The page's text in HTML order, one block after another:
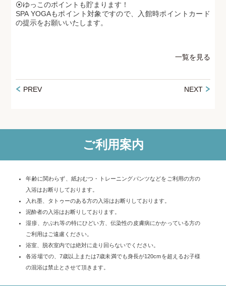
⦿ゆっこのポイントも貯まります！
SPA YOGAもポイント対象ですので、入館時ポイントカード
の提示をお願いいたします。
一覧を見る
PREV NEXT
ご利用案内
年齢に関わらず、紙おむつ・トレーニングパンツなどをご利用の方の
入浴はお断りしております。
入れ墨、タトゥーのある方の入浴はお断りしております。
泥酔者の入浴はお断りしております。
湿疹、かぶれ等の特にひどい方、伝染性の皮膚病にかかっている方の
ご利用はご遠慮ください。
浴室、脱衣室内では絶対に走り回らないでください。
各浴場での、7歳以上または7歳未満でも身長が120cmを超えるお子様
の混浴は禁止とさせて頂きます。